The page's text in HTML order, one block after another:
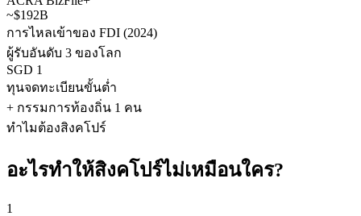
~$192B
การไหลเข้าของ FDI (2024)
ผู้รับอันดับ 3 ของโลก
SGD 1
ทุนจดทะเบียนขั้นต่ำ
+ กรรมการท้องถิ่น 1 คน
ทำไมต้องสิงคโปร์
อะไรทำให้สิงคโปร์ไม่เหมือนใคร?
1